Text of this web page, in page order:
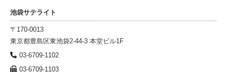
池袋サテライト
〒170-0013
東京都豊島区東池袋2-44-3 本堂ビル1F
03-6709-1102
03-6709-1103